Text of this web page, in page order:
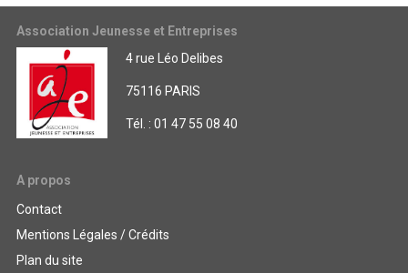
Association Jeunesse et Entreprises
4 rue Léo Delibes
75116 PARIS
Tél. : 01 47 55 08 40
A propos
Contact
Mentions Légales / Crédits
Plan du site